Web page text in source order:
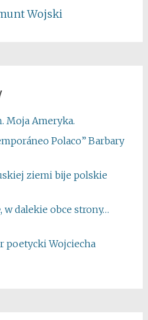
Wojski
Moja Ameryka.
Polaco” Barbary
ziemi bije polskie
w dalekie obce strony…
poetycki Wojciecha